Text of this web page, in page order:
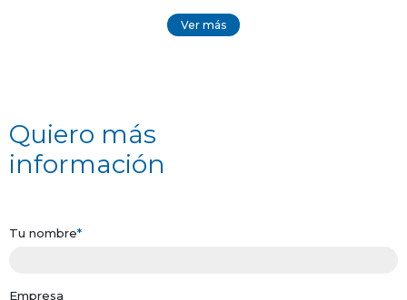
Ver más
Quiero más
información
Tu nombre*
Empresa